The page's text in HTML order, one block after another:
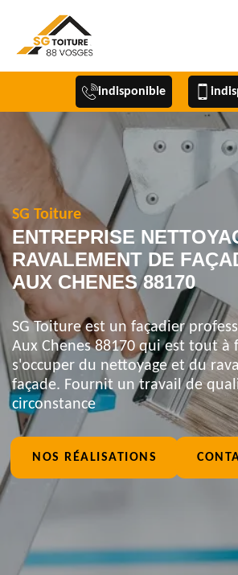
indisponible
SG Toiture
ENTREPRISE
RAVALEMENT DE
AUX CHENES 88170
SG Toiture est un façadier
Aux Chenes 88170 qui est tout
s'occuper du nettoyage et du
façade. Fournit un travail de
circonstance
NOS RÉALISATIONS